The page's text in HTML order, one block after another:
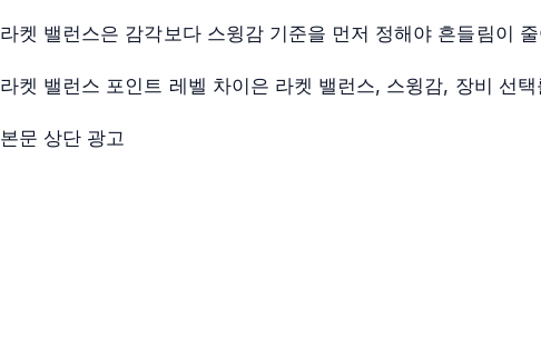
라켓 밸런스은 감각보다 스윙감 기준을 먼저 정해야 흔들림이
라켓 밸런스 포인트 레벨 차이은 라켓 밸런스, 스윙감, 장비 선
본문 상단 광고